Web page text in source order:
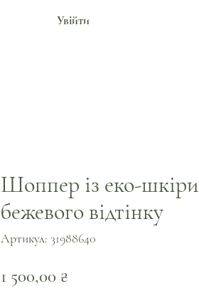
Увійти
Шоппер із еко-шкіри
бежевого відтінку
Артикул: 31988640
1 500,00 ₴